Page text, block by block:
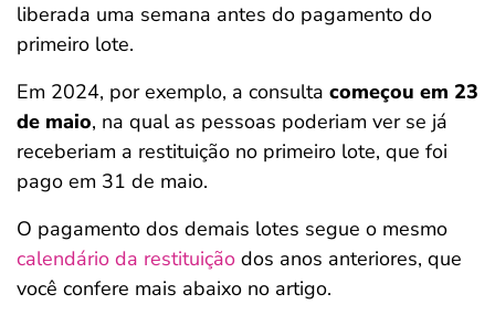
liberada uma semana antes do pagamento do
primeiro lote.
Em 2024, por exemplo, a consulta começou em 23
de maio, na qual as pessoas poderiam ver se já
receberiam a restituição no primeiro lote, que foi
pago em 31 de maio.
O pagamento dos demais lotes segue o mesmo
calendário da restituição dos anos anteriores, que
você confere mais abaixo no artigo.